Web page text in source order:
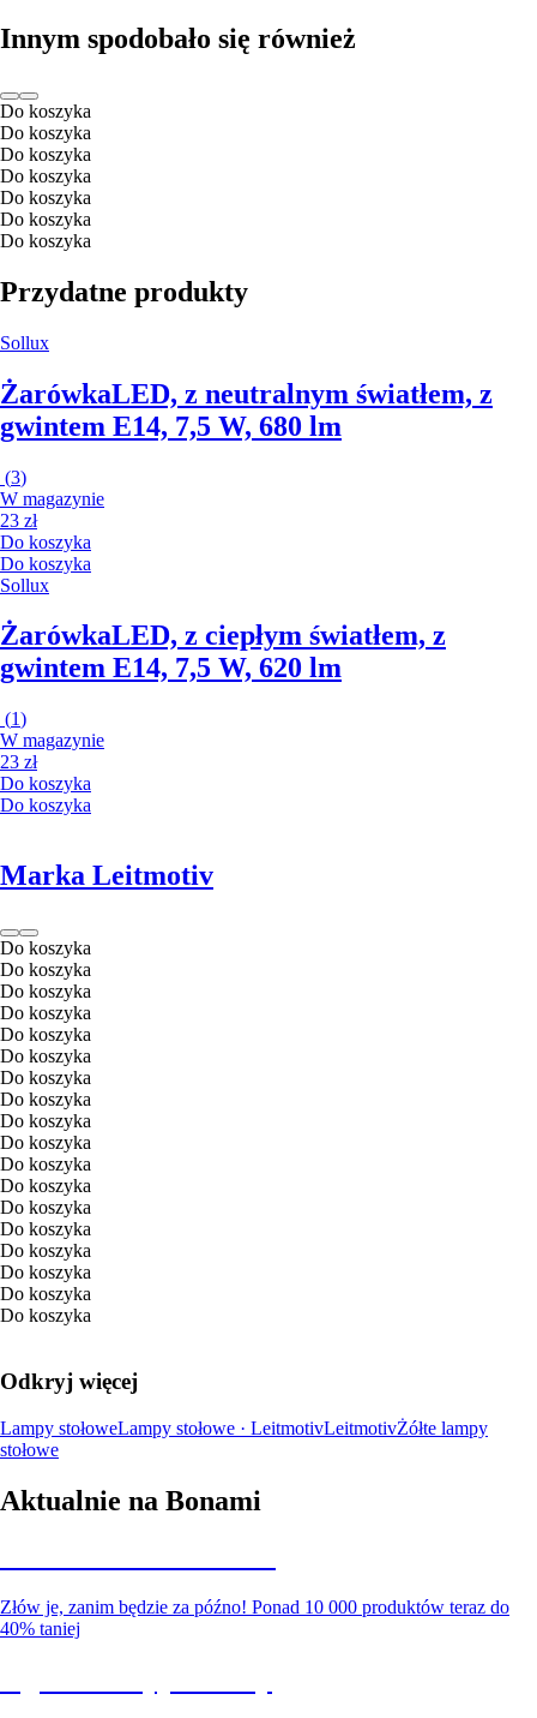
Innym spodobało się również
Do koszyka
Do koszyka
Do koszyka
Do koszyka
Do koszyka
Do koszyka
Do koszyka
Przydatne produkty
Sollux
ŻarówkaLED, z neutralnym światłem, z
gwintem E14, 7,5 W, 680 lm
(3)
W magazynie
23 zł
Do koszyka
Do koszyka
Sollux
ŻarówkaLED, z ciepłym światłem, z
gwintem E14, 7,5 W, 620 lm
(1)
W magazynie
23 zł
Do koszyka
Do koszyka
Marka Leitmotiv
Do koszyka
Do koszyka
Do koszyka
Do koszyka
Do koszyka
Do koszyka
Do koszyka
Do koszyka
Do koszyka
Do koszyka
Do koszyka
Do koszyka
Do koszyka
Do koszyka
Do koszyka
Do koszyka
Do koszyka
Do koszyka
Odkryj więcej
Lampy stołoweLampy stołowe · LeitmotivLeitmotivŻółte lampy
stołowe
Aktualnie na Bonami
Złów je, zanim będzie za późno! Ponad 10 000 produktów teraz do
40% taniej